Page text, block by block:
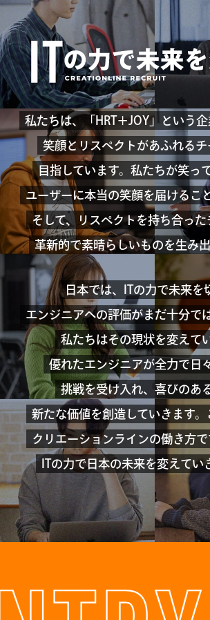
私たちは、「HRT＋JOY」という企
笑顔とリスペクトがあふれるチ
目指しています。 私たちが笑っ
ユーザーに本当の笑顔を届けるこ
そして、リスペクトを持ち合った
革新的で素晴らしいものを生み出
日本では、ITの力で未来を
エンジニアへの評価がまだ十分で
私たちはその現状を変えて
優れたエンジニアが全力で日
挑戦を受け入れ、喜びのあ
新たな価値を創造していきます。
クリエーションラインの働き方で
ITの力で日本の未来を変えてい